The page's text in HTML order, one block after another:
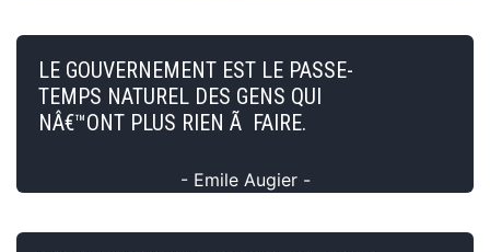
LE GOUVERNEMENT EST LE PASSE-
TEMPS NATUREL DES GENS QUI
NÂ€™ONT PLUS RIEN Ã FAIRE.
- Emile Augier -